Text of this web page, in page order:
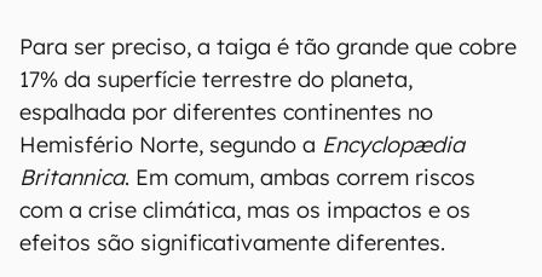
Para ser preciso, a taiga é tão grande que cobre
17% da superfície terrestre do planeta,
espalhada por diferentes continentes no
Hemisfério Norte, segundo a Encyclopædia
Britannica. Em comum, ambas correm riscos
com a crise climática, mas os impactos e os
efeitos são significativamente diferentes.